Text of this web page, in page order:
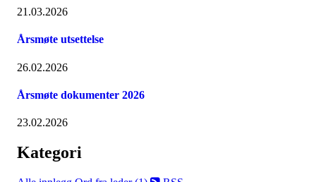
21.03.2026
Årsmøte utsettelse
26.02.2026
Årsmøte dokumenter 2026
23.02.2026
Kategori